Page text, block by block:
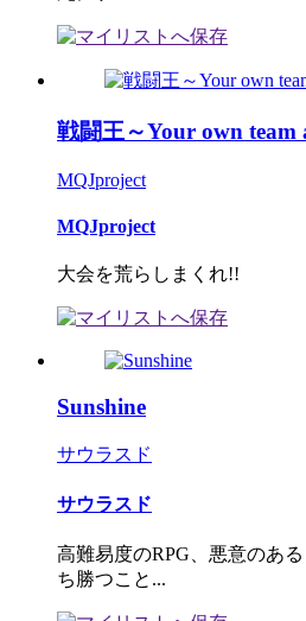
戦闘王～Your own team
MQJproject
MQJproject
大会を荒らしまくれ!!
Sunshine
サウラスド
サウラスド
高難易度のRPG、悪意のあ
ち勝つこと...